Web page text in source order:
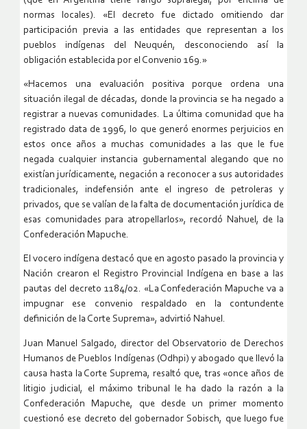
normas locales). «El decreto fue dictado omitiendo dar
participación previa a las entidades que representan a los
pueblos indígenas del Neuquén, desconociendo así la
obligación establecida por el Convenio 169.»
«Hacemos una evaluación positiva porque ordena una
situación ilegal de décadas, donde la provincia se ha negado a
registrar a nuevas comunidades. La última comunidad que ha
registrado data de 1996, lo que generó enormes perjuicios en
estos once años a muchas comunidades a las que le fue
negada cualquier instancia gubernamental alegando que no
existían jurídicamente, negación a reconocer a sus autoridades
tradicionales, indefensión ante el ingreso de petroleras y
privados, que se valían de la falta de documentación jurídica de
esas comunidades para atropellarlos», recordó Nahuel, de la
Confederación Mapuche.
El vocero indígena destacó que en agosto pasado la provincia y
Nación crearon el Registro Provincial Indígena en base a las
pautas del decreto 1184/02. «La Confederación Mapuche va a
impugnar ese convenio respaldado en la contundente
definición de la Corte Suprema», advirtió Nahuel.
Juan Manuel Salgado, director del Observatorio de Derechos
Humanos de Pueblos Indígenas (Odhpi) y abogado que llevó la
causa hasta la Corte Suprema, resaltó que, tras «once años de
litigio judicial, el máximo tribunal le ha dado la razón a la
Confederación Mapuche, que desde un primer momento
cuestionó ese decreto del gobernador Sobisch, que luego fue